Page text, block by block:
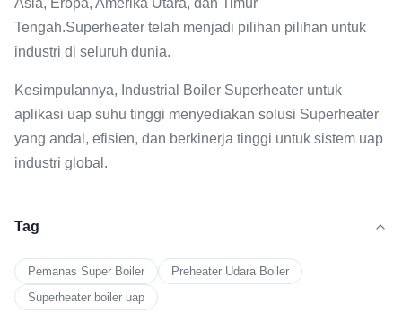
Asia, Eropa, Amerika Utara, dan Timur
Tengah.Superheater telah menjadi pilihan pilihan untuk
industri di seluruh dunia.
Kesimpulannya, Industrial Boiler Superheater untuk
aplikasi uap suhu tinggi menyediakan solusi Superheater
yang andal, efisien, dan berkinerja tinggi untuk sistem uap
industri global.
Tag
Pemanas Super Boiler
Preheater Udara Boiler
Superheater boiler uap